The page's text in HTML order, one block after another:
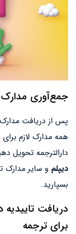
جمع‌آوری مدارک و
پس از دریافت
همه مدارک لازم
دارالترجمه تحویل
دیپلم و سایر مدارک
بسپارید.
دریافت
برای ترجمه